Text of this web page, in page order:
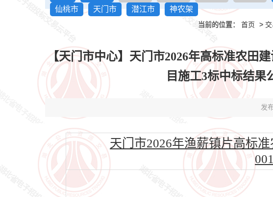
仙桃市
天门市 潜江市 神农架
当前的位置： 首页 >
【天门市中心】天门市2026年高标准农田
目施工3标中标结果
发
天门市2026年渔薪镇片高标